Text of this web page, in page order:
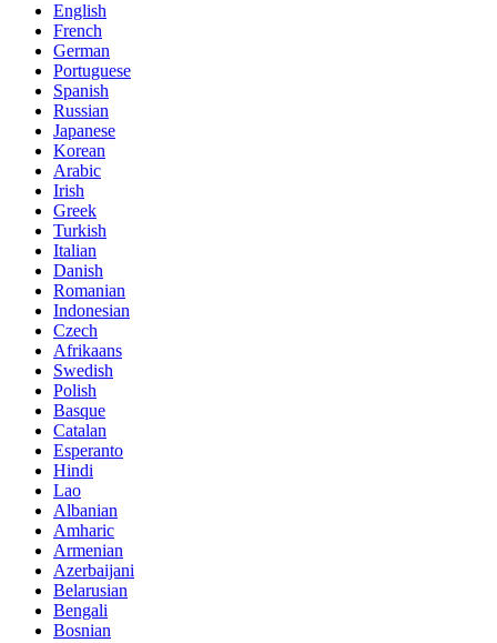
English
French
German
Portuguese
Spanish
Russian
Japanese
Korean
Arabic
Irish
Greek
Turkish
Italian
Danish
Romanian
Indonesian
Czech
Afrikaans
Swedish
Polish
Basque
Catalan
Esperanto
Hindi
Lao
Albanian
Amharic
Armenian
Azerbaijani
Belarusian
Bengali
Bosnian